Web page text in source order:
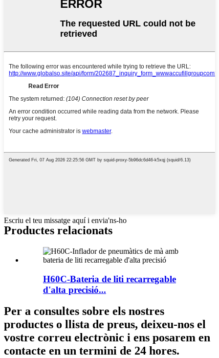
Escriu el teu missatge aquí i envia'ns-ho
Productes relacionats
H60C-Bateria de liti recarregable
d'alta precisió...
Per a consultes sobre els nostres
productes o llista de preus, deixeu-nos el
vostre correu electrònic i ens posarem en
contacte en un termini de 24 hores.